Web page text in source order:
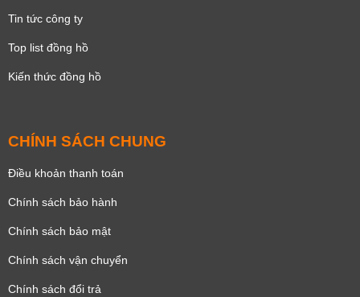
Tin tức công ty
Top list đồng hồ
Kiến thức đồng hồ
CHÍNH SÁCH CHUNG
Điều khoản thanh toán
Chính sách bảo hành
Chính sách bảo mật
Chính sách vận chuyển
Chính sách đổi trả